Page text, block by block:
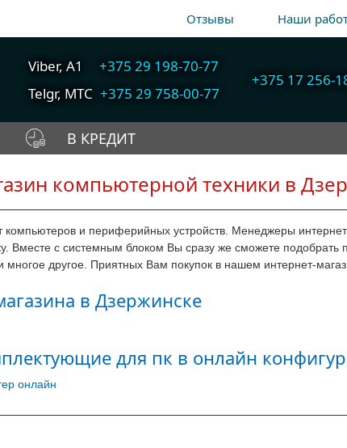
Отзывы Наши
Viber, A1
+375 29 198-70-77
Telgr, МТС +375 29 758-00-77
+375 17 256-
A1 +375 29 198-70-77
МТС +375 29 758-00-77
+375 17 256-18-09
info@cooler.by
Telegram Viber
В КРЕДИТ
компьютер
Быстрый подбор
компьютера
компьютерной техники в
и периферийных устройств. Менеджеры
Вместе с системным блоком Вы сразу же сможете подобрать
многое другое. Приятных Вам покупок в нашем интернет-
в Дзержинске
для пк в онлайн